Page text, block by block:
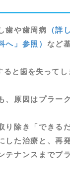
歯や歯周病 （詳
へ」参照） など
ると歯を失ってし
、原因はプラー
り除き「できる
した治療と、再
テナンスまでプ